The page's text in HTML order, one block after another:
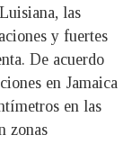
las
y fuertes
De acuerdo
en Jamaica
en las
zonas